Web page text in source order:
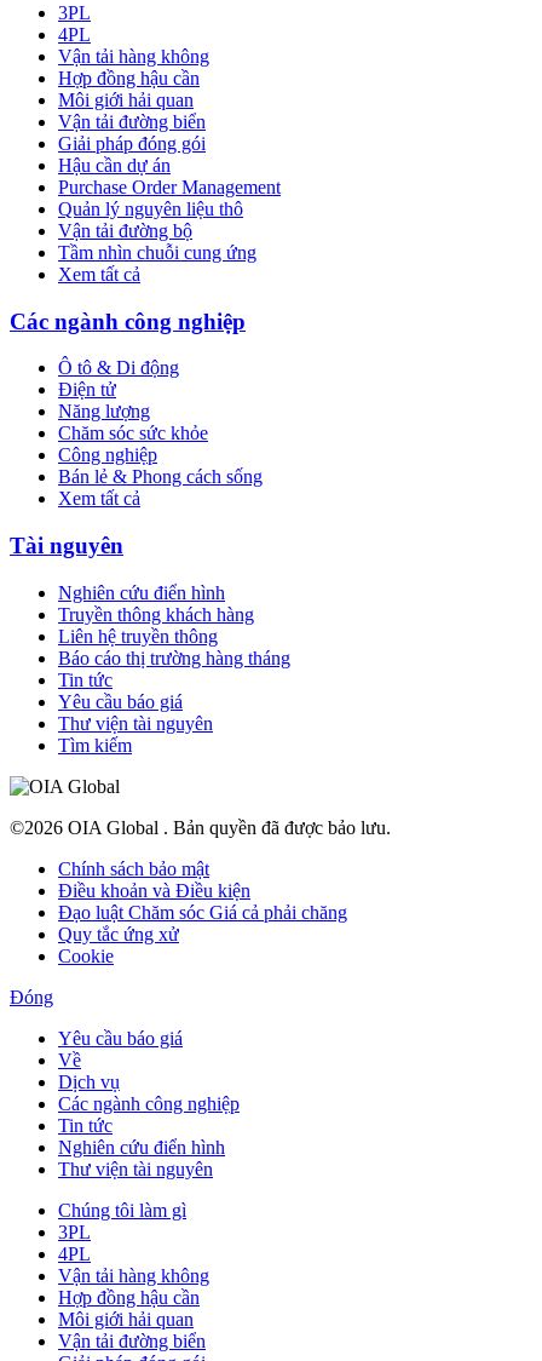
3PL
4PL
Vận tải hàng không
Hợp đồng hậu cần
Môi giới hải quan
Vận tải đường biển
Giải pháp đóng gói
Hậu cần dự án
Purchase Order Management
Quản lý nguyên liệu thô
Vận tải đường bộ
Tầm nhìn chuỗi cung ứng
Xem tất cả
Các ngành công nghiệp
Ô tô & Di động
Điện tử
Năng lượng
Chăm sóc sức khỏe
Công nghiệp
Bán lẻ & Phong cách sống
Xem tất cả
Tài nguyên
Nghiên cứu điển hình
Truyền thông khách hàng
Liên hệ truyền thông
Báo cáo thị trường hàng tháng
Tin tức
Yêu cầu báo giá
Thư viện tài nguyên
Tìm kiếm
©2026 OIA Global . Bản quyền đã được bảo lưu.
Chính sách bảo mật
Điều khoản và Điều kiện
Đạo luật Chăm sóc Giá cả phải chăng
Quy tắc ứng xử
Cookie
Đóng
Yêu cầu báo giá
Về
Dịch vụ
Các ngành công nghiệp
Tin tức
Nghiên cứu điển hình
Thư viện tài nguyên
Chúng tôi làm gì
3PL
4PL
Vận tải hàng không
Hợp đồng hậu cần
Môi giới hải quan
Vận tải đường biển